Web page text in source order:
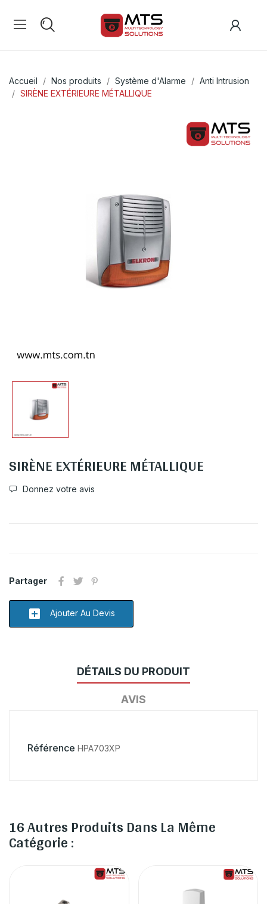
Accueil Nos produits Système d'Alarme
Anti Intrusion
SIRÈNE EXTÉRIEURE MÉTALLIQUE
SIRÈNE EXTÉRIEURE MÉTALLIQUE
Donnez votre avis
Partager
add_box Ajouter Au Devis
DÉTAILS DU PRODUIT
AVIS
Référence HPA703XP
16 Autres Produits Dans La Même
Catégorie :